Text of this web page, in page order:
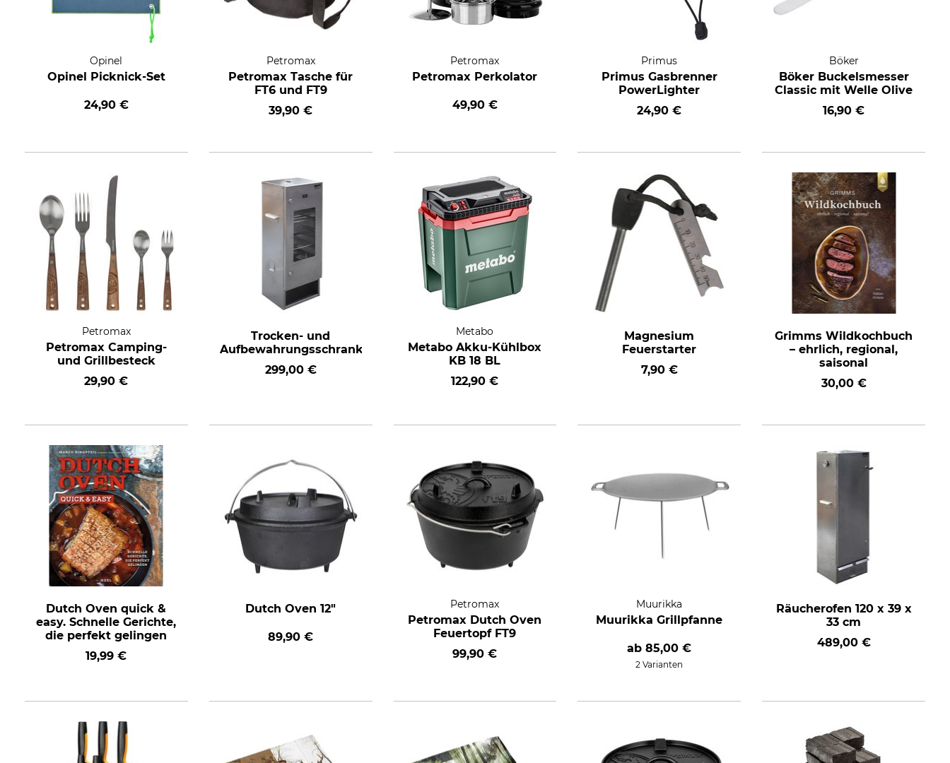
Opinel
Opinel Picknick-Set
24,90 €
Petromax
Petromax Tasche für
FT6 und FT9
39,90 €
Petromax
Petromax Perkolator
49,90 €
Primus
Primus Gasbrenner
PowerLighter
24,90 €
Böker
Böker Buckelsmesser
Classic mit Welle Olive
16,90 €
Petromax
Petromax Camping-
und Grillbesteck
29,90 €
Trocken- und
Aufbewahrungsschrank
299,00 €
Metabo
Metabo Akku-Kühlbox
KB 18 BL
122,90 €
Magnesium
Feuerstarter
7,90 €
Grimms Wildkochbuch
– ehrlich, regional,
saisonal
30,00 €
Dutch Oven quick &
easy. Schnelle Gerichte,
die perfekt gelingen
19,99 €
Dutch Oven 12"
89,90 €
Petromax
Petromax Dutch Oven
Feuertopf FT9
99,90 €
Muurikka
Muurikka Grillpfanne
ab85,00 €
2 Varianten
Räucherofen 120 x 39 x
33 cm
489,00 €